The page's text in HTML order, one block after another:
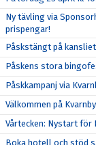
Ny tävling via
prispengar!
Påskstängt på kansliet
Påskens stora
Påskkampanj via
Välkommen på
Vårtecken: Nystart för
Boka hotell och stöd